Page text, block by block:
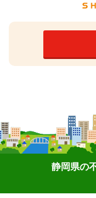
静岡県の